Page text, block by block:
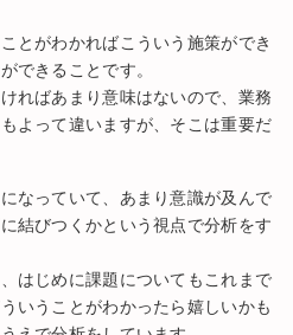
とがわかればこういう施策ができ
できることです。
ればあまり意味はないので、業務
よって違いますが、そこは重要だ
なっていて、あまり意識が及んで
結びつくかという視点で分析をす
はじめに課題についてもこれまで
いうことがわかったら嬉しいかも